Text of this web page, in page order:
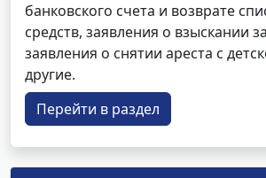
банковского счета и возврате
средств, заявления о взыскании
заявления о снятии ареста с
другие.
Перейти в раздел